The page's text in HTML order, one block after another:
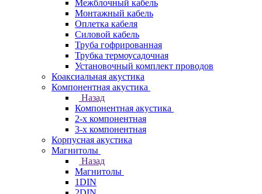
Межблочный кабель
Монтажный кабель
Оплетка кабеля
Силовой кабель
Труба гофрированная
Трубка термоусадочная
Установочный комплект проводов
Коаксиальная акустика
Компонентная акустика
Назад
Компонентная акустика
2-х компонентная
3-х компонентная
Корпусная акустика
Магнитолы
Назад
Магнитолы
1DIN